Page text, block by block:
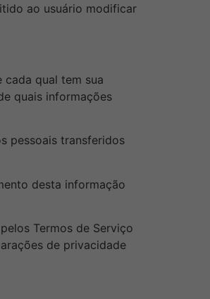
ao usuário modificar
qual tem sua
quais informações
pessoais transferidos
desta informação
Termos de Serviço
de privacidade